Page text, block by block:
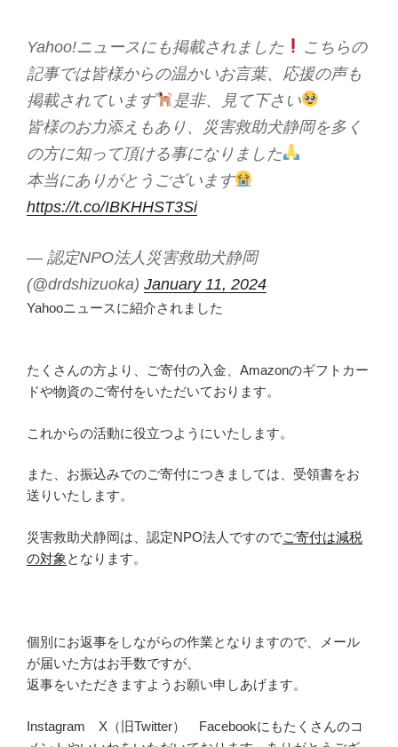
Yahoo!ニュースにも掲載されました
こちらの
記事では皆様からの温かいお言葉、応援の声も
掲載されています
是非、見て下さい
皆様のお力添えもあり、災害救助犬静岡を多く
の方に知って頂ける事になりました
本当にありがとうございます
https://t.co/IBKHHST3Si
— 認定NPO法人災害救助犬静岡
(@drdshizuoka) January 11, 2024
Yahooニュースに紹介されました
たくさんの方より、ご寄付の入金、Amazonのギフトカー
ドや物資のご寄付をいただいております。
これからの活動に役立つようにいたします。
また、お振込みでのご寄付につきましては、受領書をお
送りいたします。
災害救助犬静岡は、認定NPO法人ですのでご寄付は減税
の対象 となります。
個別にお返事をしながらの作業となりますので、メール
が届いた方はお手数ですが、
返事をいただきますようお願い申しあげます。
Instagram X（旧Twitter） Facebookにもたくさんのコ